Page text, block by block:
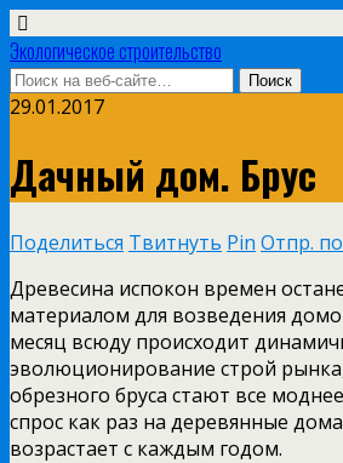
Экологическое строительство
29.01.2017
Дачный дом. Брус
Поделиться Твитнуть Pin Отпр.
Древесина испокон времен
материалом для возведения
месяц всюду происходит
эволюционирование строй
обрезного бруса стают все
спрос как раз на деревянные
возрастает с каждым годом.